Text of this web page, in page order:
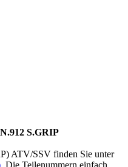
S.GRIP
ATV/SSV finden Sie unter
. Die Teilenummern einfach